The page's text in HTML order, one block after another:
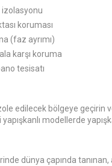
izolasyonu
koruması
(faz ayrımı)
karşı koruma
tesisatı
edilecek bölgeye geçirin ve
modellerde
dünya çapında